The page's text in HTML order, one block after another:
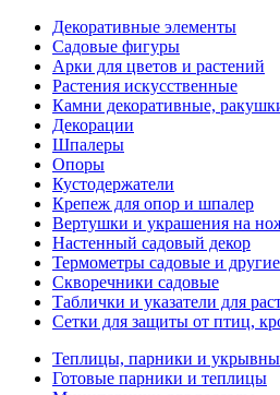
Декоративные элементы
Садовые фигуры
Арки для цветов и растений
Растения искусственные
Камни декоративные,
Декорации
Шпалеры
Опоры
Кустодержатели
Крепеж для опор и шпалер
Вертушки и украшения на
Настенный садовый декор
Термометры садовые и
Скворечники садовые
Таблички и указатели для
Сетки для защиты от птиц,
Теплицы, парники и
Готовые парники и теплицы